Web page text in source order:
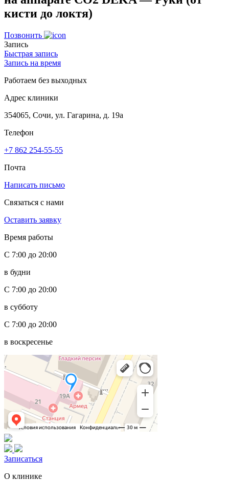
кисти до локтя)
Позвонить
Запись
Быстрая запись
Запись на время
Работаем без выходных
Адрес клиники
354065, Сочи, ул. Гагарина, д. 19а
Телефон
+7 862 254-55-55
Почта
Написать письмо
Связаться с нами
Оставить заявку
Время работы
С 7:00 до 20:00
в будни
С 7:00 до 20:00
в субботу
С 7:00 до 20:00
в воскресенье
Записаться
О клинике